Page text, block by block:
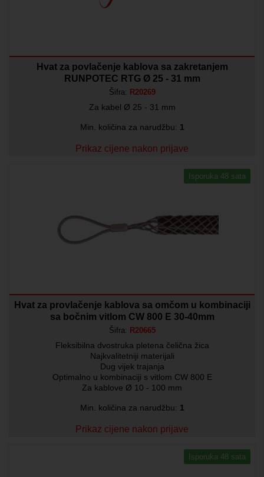
Hvat za povlačenje kablova sa zakretanjem
RUNPOTEC RTG Ø 25 - 31 mm
Šifra: R20269
Za kabel Ø 25 - 31 mm
Min. količina za narudžbu: 1
Prikaz cijene nakon prijave
Isporuka 48 sata
Hvat za provlačenje kablova sa omčom u kombinaciji
sa bočnim vitlom CW 800 E 30-40mm
Šifra: R20665
Fleksibilna dvostruka pletena čelična žica
Najkvalitetniji materijali
Dug vijek trajanja
Optimalno u kombinaciji s vitlom CW 800 E
Za kablove Ø 10 - 100 mm
Min. količina za narudžbu: 1
Prikaz cijene nakon prijave
Isporuka 48 sata